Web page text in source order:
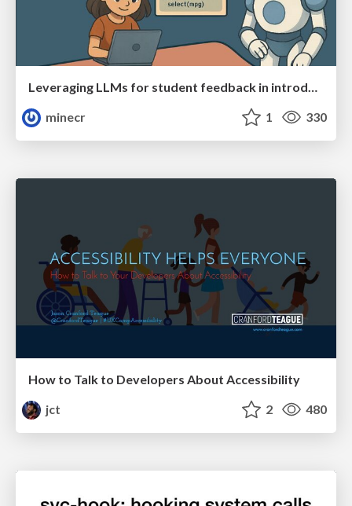
Leveraging LLMs for student feedback in introductory data science courses - posit::conf(2025)
minecr
1 330
How to Talk to Developers About Accessibility
jct
2 480